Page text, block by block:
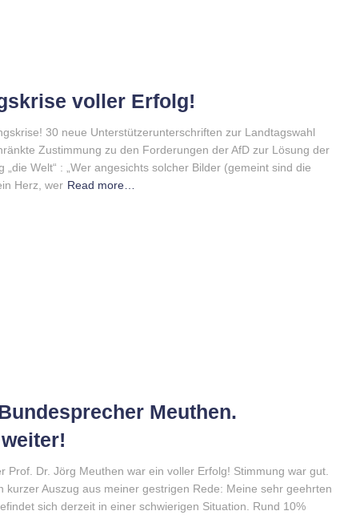
voller Erfolg!
30 neue Unterstützerunterschriften zur Landtagswahl
Zustimmung zu den Forderungen der AfD zur Lösung der
Welt“ : „Wer angesichts solcher Bilder (gemeint sind die
Herz, wer Read more…
Meuthen.
Dr. Jörg Meuthen war ein voller Erfolg! Stimmung war gut.
Auszug aus meiner gestrigen Rede: Meine sehr geehrten
sich derzeit in einer schwierigen Situation. Rund 10%